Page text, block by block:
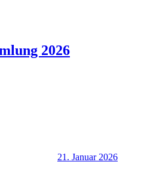
2026
21. Januar 2026